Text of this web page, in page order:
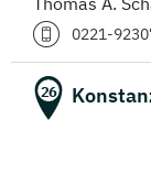
0221-
26